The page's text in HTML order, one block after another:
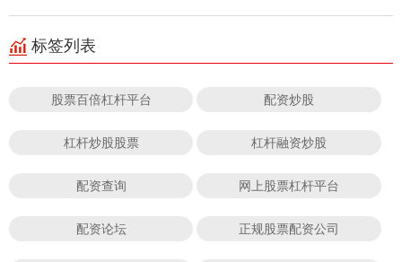
标签列表
股票百倍杠杆平台 配资炒股
杠杆炒股股票 杠杆融资炒股
配资查询 网上股票杠杆平台
配资论坛 正规股票配资公司